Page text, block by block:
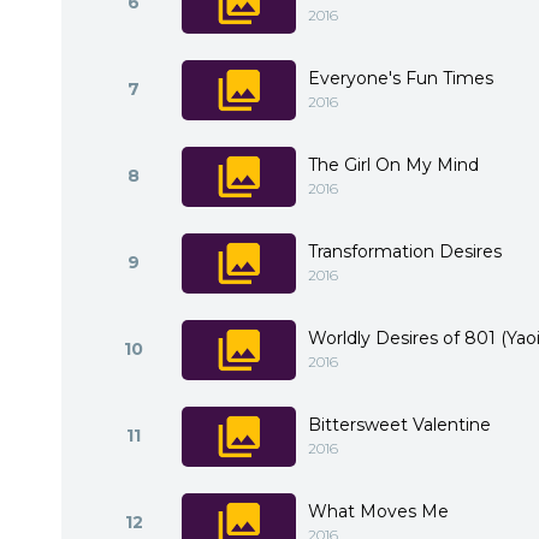
2016
7 Everyone's Fun Times
2016
8 The Girl On My Mind
2016
9 Transformation Desires
2016
10 Worldly Desires of 801
2016
11 Bittersweet Valentine
2016
12 What Moves Me
2016